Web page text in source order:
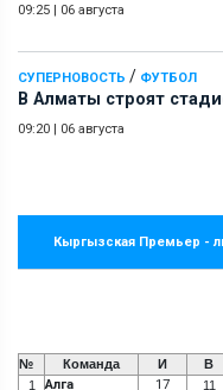
09:25 | 06 августа
СУПЕРНОВОСТЬ / ФУТБОЛ
В Алматы строят
09:20 | 06 августа
Кыргызская Премьер -
№ Команда И В
1
Алга 17 11